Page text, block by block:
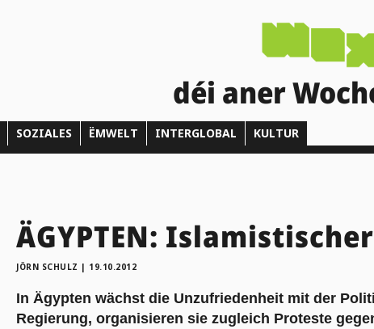
déi aner
SOZIALES ËMWELT INTERGLOBAL KULTUR
ÄGYPTEN:
JÖRN SCHULZ | 19.10.2012
In Ägypten wächst die Unzufriedenheit mit der
Regierung, organisieren sie zugleich Proteste